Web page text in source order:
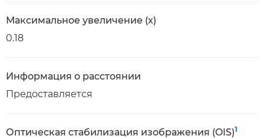
Максимальное увеличение (x)
0.18
Информация о расстоянии
Предоставляется
Оптическая стабилизация изображения (OIS)1